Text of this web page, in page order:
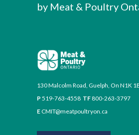
by Meat & Poultry
130 Malcolm Road, Guelph, On N1K
P 519-763-4558 TF800-263-3797
ECMIT@meatpoultryon.ca